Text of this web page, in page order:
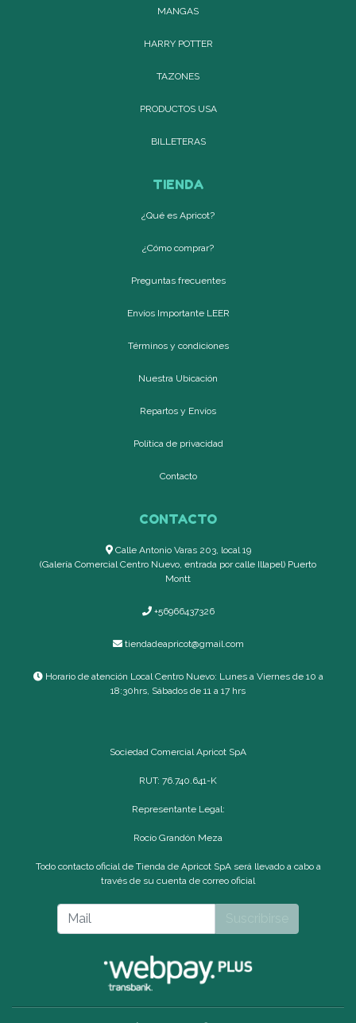
MANGAS
HARRY POTTER
TAZONES
PRODUCTOS USA
BILLETERAS
TIENDA
¿Qué es Apricot?
¿Cómo comprar?
Preguntas frecuentes
Envíos Importante LEER
Términos y condiciones
Nuestra Ubicación
Repartos y Envíos
Política de privacidad
Contacto
CONTACTO
Calle Antonio Varas 203, local 19
(Galería Comercial Centro Nuevo, entrada por calle Illapel) Puerto
Montt
+56966437326
tiendadeapricot@gmail.com
Horario de atención Local Centro Nuevo: Lunes a Viernes de 10 a
18:30hrs, Sábados de 11 a 17 hrs
Sociedad Comercial Apricot SpA
RUT: 76.740.641-K
Representante Legal:
Rocío Grandón Meza
Todo contacto oficial de Tienda de Apricot SpA será llevado a cabo a
través de su cuenta de correo oficial